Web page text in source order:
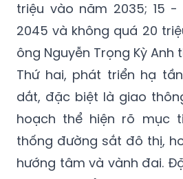
vực trung tâm mới.
ngưỡng giới hạn dân số
triệu vào năm 2035; 15 -
2045 và không quá 20
ông Nguyễn Trọng Kỳ Anh
Thứ hai, phát triển hạ
dắt, đặc biệt là giao
hoạch thể hiện rõ mục